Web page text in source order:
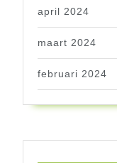
april 2024
maart 2024
februari 2024